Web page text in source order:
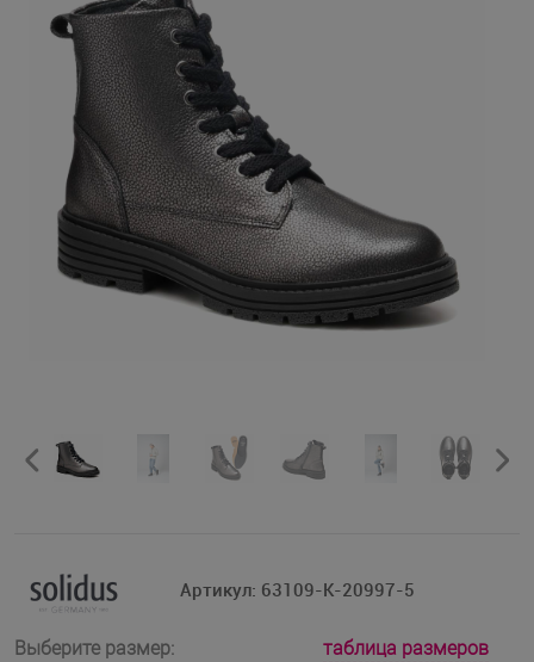
Артикул: 63109-K-20997-5
Выберите размер: таблица размеров